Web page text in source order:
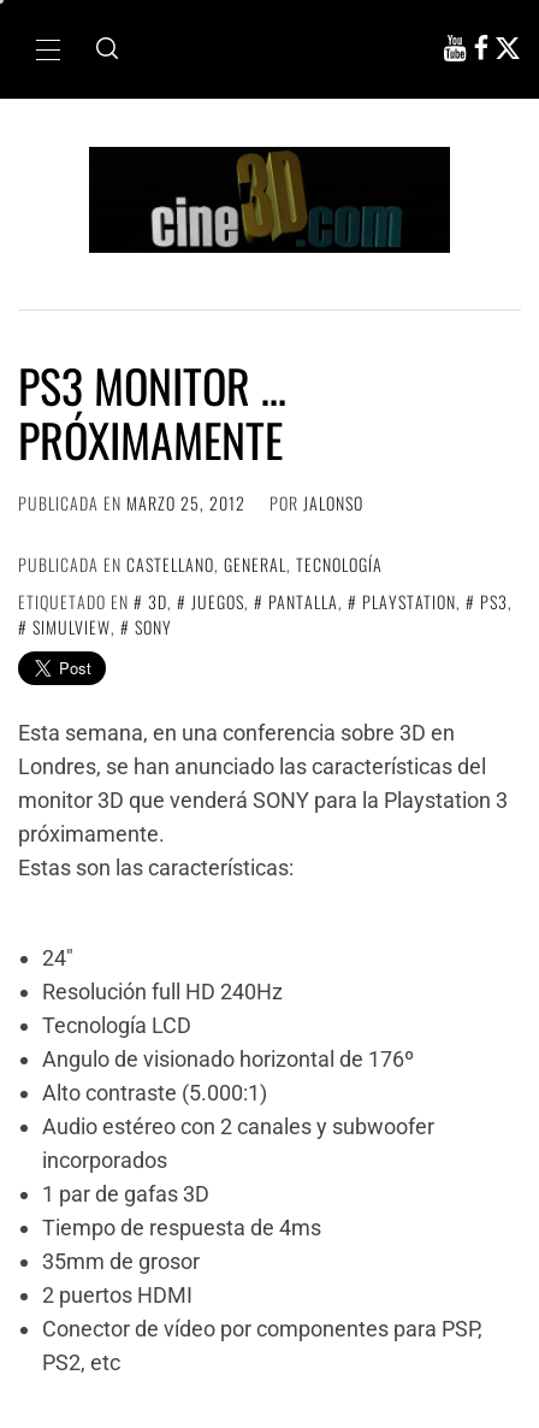
Menú
PS3 MONITOR …
PRÓXIMAMENTE
PUBLICADA EN MARZO 25, 2012 POR JALONSO
PUBLICADA EN CASTELLANO, GENERAL, TECNOLOGÍA
ETIQUETADO EN
3D, JUEGOS, PANTALLA, PLAYSTATION, PS3,
SIMULVIEW, SONY
Esta semana, en una conferencia sobre 3D en
Londres, se han anunciado las características del
monitor 3D que venderá SONY para la Playstation 3
próximamente.
Estas son las características:
24″
Resolución full HD 240Hz
Tecnología LCD
Angulo de visionado horizontal de 176º
Alto contraste (5.000:1)
Audio estéreo con 2 canales y subwoofer
incorporados
1 par de gafas 3D
Tiempo de respuesta de 4ms
35mm de grosor
2 puertos HDMI
Conector de vídeo por componentes para PSP,
PS2, etc